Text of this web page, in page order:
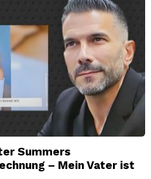
Summers
– Mein Vater ist